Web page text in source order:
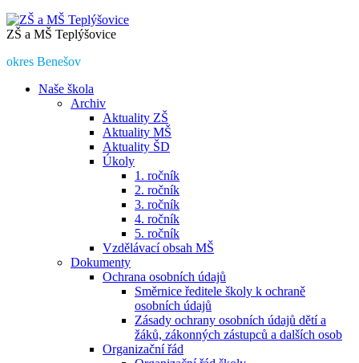
ZŠ a MŠ Teplýšovice
okres Benešov
Naše škola
Archiv
Aktuality ZŠ
Aktuality MŠ
Aktuality ŠD
Úkoly
1. ročník
2. ročník
3. ročník
4. ročník
5. ročník
Vzdělávací obsah MŠ
Dokumenty
Ochrana osobních údajů
Směrnice ředitele školy k ochraně
osobních údajů
Zásady ochrany osobních údajů dětí a
žáků, zákonných zástupců a dalších osob
Organizační řád